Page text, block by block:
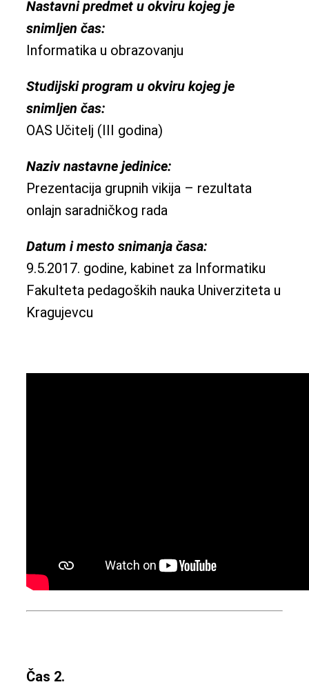
Nastavni predmet u okviru kojeg je
snimljen čas:
Informatika u obrazovanju
Studijski program u okviru kojeg je
snimljen čas:
OAS Učitelj (III godina)
Naziv nastavne jedinice:
Prezentacija grupnih vikija – rezultata
onlajn saradničkog rada
Datum i mesto snimanja časa:
9.5.2017. godine, kabinet za Informatiku
Fakulteta pedagoških nauka Univerziteta u
Kragujevcu
Čas 2.